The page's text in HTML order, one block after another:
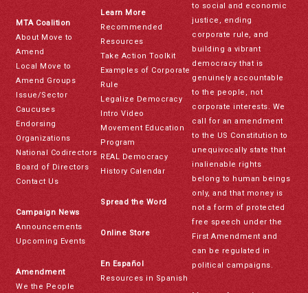
MTA Coalition
About Move to
Amend
Local Move to
Amend Groups
Issue/Sector
Caucuses
Endorsing
Organizations
National Codirectors
Board of Directors
Contact Us
Campaign News
Announcements
Upcoming Events
Amendment
We the People
Learn More
Recommended
Resources
Take Action Toolkit
Examples of Corporate
Rule
Legalize Democracy
Intro Video
Movement Education
Program
REAL Democracy
History Calendar
Spread the Word
Online Store
En Español
Resources in Spanish
to social and economic
justice, ending
corporate rule, and
building a vibrant
democracy that is
genuinely accountable
to the people, not
corporate interests. We
call for an amendment
to the US Constitution to
unequivocally state that
inalienable rights
belong to human beings
only, and that money is
not a form of protected
free speech under the
First Amendment and
can be regulated in
political campaigns.